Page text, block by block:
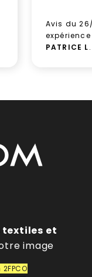
Avis du
PATRICE L.
textiles et
image